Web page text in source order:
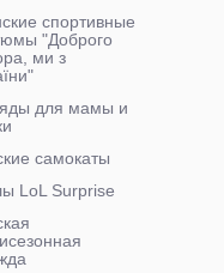
спортивные
"Доброго
ми з
для мамы и
самокаты
LoL Surprise